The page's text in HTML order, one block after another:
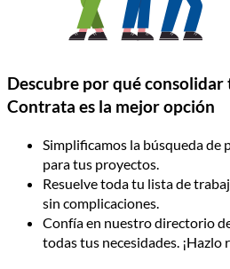
Descubre por qué consolidar
Contrata es la mejor opción
Simplificamos la búsqueda de
para tus proyectos.
Resuelve toda tu lista de
sin complicaciones.
Confía en nuestro directorio
todas tus necesidades.